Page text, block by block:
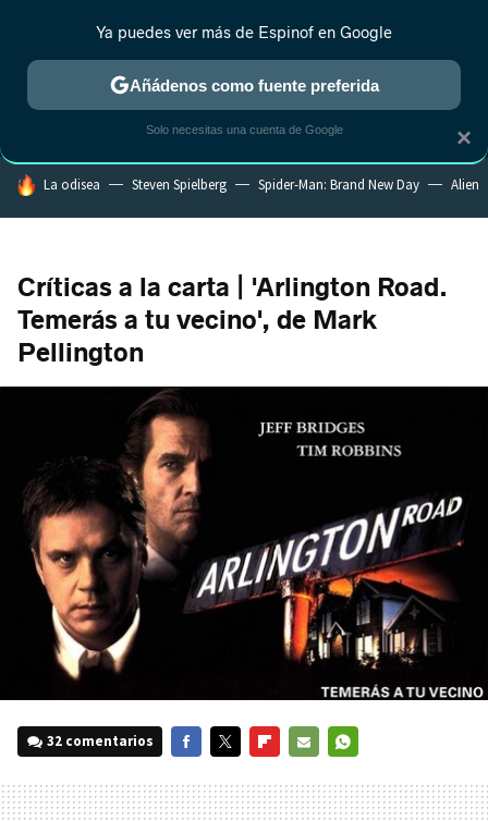
MENÚ NUEVO
ESTRENOS REALITY ANIME RANKINGS CINE
HOY SE HABLA DE
La odisea Steven Spielberg Spider-Man: Brand New Day Alien
Críticas a la carta | 'Arlington Road.
Temerás a tu vecino', de Mark
Pellington
32 comentarios
MAIL
×
Ya puedes ver más de Espinof en Google
Añádenos como fuente preferida
Solo necesitas una cuenta de Google